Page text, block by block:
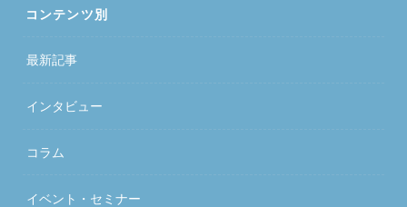
コンテンツ別
最新記事
インタビュー
コラム
イベント・セミナー